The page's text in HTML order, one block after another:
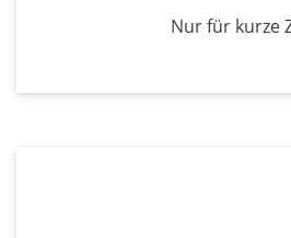
Nur für kurze